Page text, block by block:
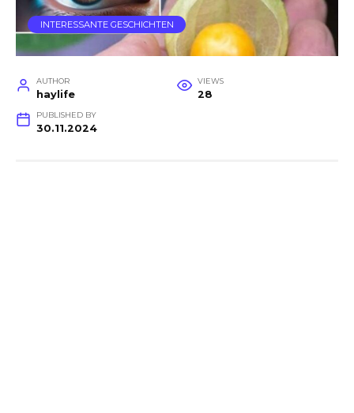
INTERESSANTE GESCHICHTEN
AUTHOR
haylife
VIEWS
28
PUBLISHED BY
30.11.2024